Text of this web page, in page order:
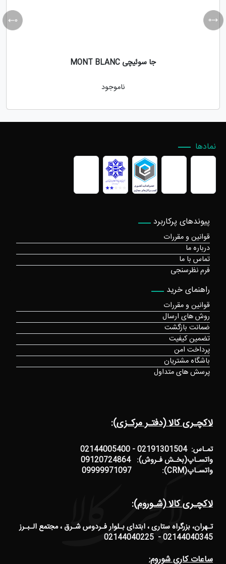
جا سوئیچی MONT BLANC
ناموجود
لاکچـری کالا (دفتـر مرکـزی):
تمـاس: 02191301504 - 02144005400
واتسـاپ(بخـش فـروش): 09120724864
واتسـاپ(CRM): 09999971097
لاکچـری کالا (شـوروم):
تـهران، بزرگراه ستاری ، ابتدای بـلوار فـردوس شـرق ، مجتمع الـبـرز
02144040345 - 02144040225
ساعات کاری شوروم:
پیوندهای پرکاربرد
قوانین و مقررات
درباره ما
تماس با ما
فرم نظرسنجی
راهنمای خرید
قوانین و مقررات
روش های ارسال
ضمانت بازگشت
تضمین کیفیت
پرداخت امن
باشگاه مشتریان
پرسش های متداول
نمادها